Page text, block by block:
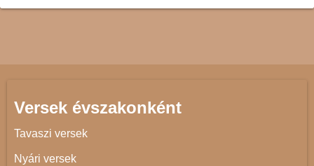
Versek évszakonként
Tavaszi versek
Nyári versek